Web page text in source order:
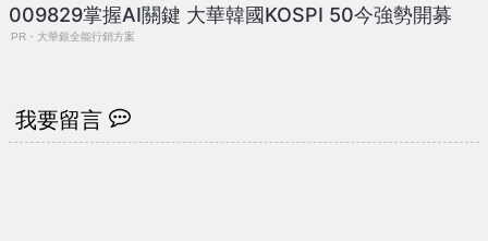
009829掌握AI關鍵 大華韓國KOSPI 50今強勢開募
PR・大華銀全能行銷方案
我要留言